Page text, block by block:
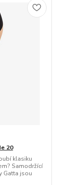
20
klasiku
Samodržící
Gatta jsou